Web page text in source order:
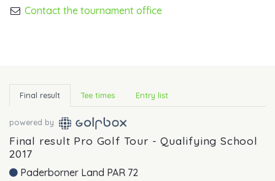
Contact the tournament office
Final result Tee times Entry list
powered by
Final result Pro Golf Tour - Qualifying School
2017
Paderborner Land PAR 72